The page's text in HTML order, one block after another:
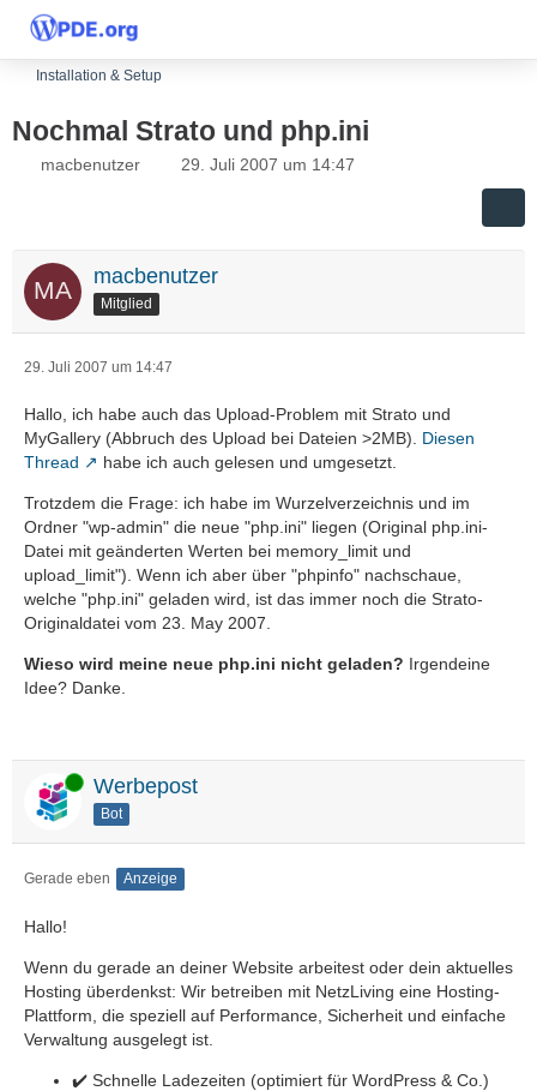
Installation & Setup
Nochmal Strato und php.ini
macbenutzer 29. Juli 2007 um 14:47
macbenutzer
Mitglied
29. Juli 2007 um 14:47
Hallo, ich habe auch das Upload-Problem mit Strato und
MyGallery (Abbruch des Upload bei Dateien >2MB). Diesen
Thread
habe ich auch gelesen und umgesetzt.
Trotzdem die Frage: ich habe im Wurzelverzeichnis und im
Ordner "wp-admin" die neue "php.ini" liegen (Original php.ini-
Datei mit geänderten Werten bei memory_limit und
upload_limit"). Wenn ich aber über "phpinfo" nachschaue,
welche "php.ini" geladen wird, ist das immer noch die Strato-
Originaldatei vom 23. May 2007.
Wieso wird meine neue php.ini nicht geladen? Irgendeine
Idee? Danke.
Online Werbepost
Bot
Gerade eben Anzeige
Hallo!
Wenn du gerade an deiner Website arbeitest oder dein aktuelles
Hosting überdenkst: Wir betreiben mit NetzLiving eine Hosting-
Plattform, die speziell auf Performance, Sicherheit und einfache
Verwaltung ausgelegt ist.
✔️ Schnelle Ladezeiten (optimiert für WordPress & Co.)